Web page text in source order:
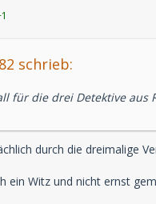
schrieb:
für die drei Detektive aus
durch die dreimalige
ein Witz und nicht ernst